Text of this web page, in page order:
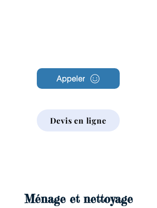
Appeler
Devis en ligne
Ménage et nettoyage